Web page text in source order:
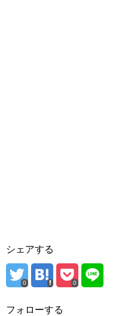
シェアする
0 0
フォローする